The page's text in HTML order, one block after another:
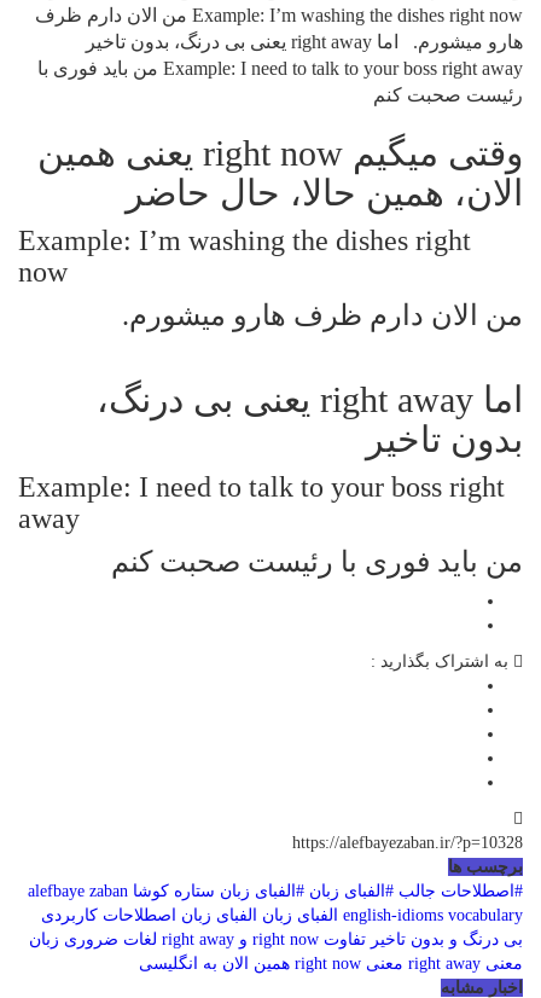
Example: I’m washing the dishes right now من الان دارم ظرف
هارو میشورم. اما right away یعنی بی درنگ، بدون تاخیر
Example: I need to talk to your boss right away من باید فوری با
رئیست صحبت کنم
وقتی میگیم right now یعنی همین
الان، همین حالا، حال حاضر
Example: I’m washing the dishes right
now
من الان دارم ظرف هارو میشورم.
اما right away یعنی بی درنگ،
بدون تاخیر
Example: I need to talk to your boss right
away
من باید فوری با رئیست صحبت کنم
به اشتراک بگذارید :
https://alefbayezaban.ir/?p=10328
برچسب ها
#اصطلاحات جالب #الفبای زبان #الفبای زبان ستاره کوشا alefbaye zaban
english-idioms vocabulary الفبای زبان الفبای زبان اصطلاحات کاربردی
بی درنگ و بدون تاخیر تفاوت right now و right away
لغات ضروری زبان
معنی right away
معنی right now
همین الان به انگلیسی
اخبار مشابه